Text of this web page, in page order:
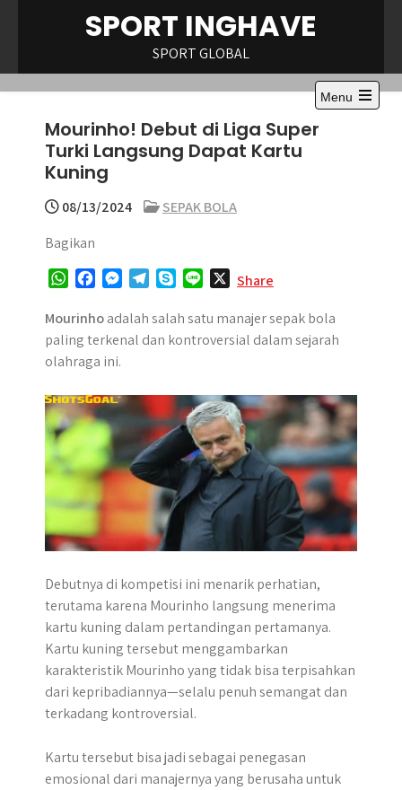
SPORT INGHAVE
SPORT GLOBAL
Menu
Open
Mourinho! Debut di Liga Super
Turki Langsung Dapat Kartu
Kuning
08/13/2024
SEPAK BOLA
Bagikan
W
a
t
s
p
p
c
e
b
o
k
s
s
g
e
r
l
e
a
m
y
p
n
e
Share
Mourinhoadalah salah satu manajer sepak bola
paling terkenal dan kontroversial dalam sejarah
olahraga ini.
Debutnya di kompetisi ini menarik perhatian,
terutama karena Mourinho langsung menerima
kartu kuning dalam pertandingan pertamanya.
Kartu kuning tersebut menggambarkan
karakteristik Mourinho yang tidak bisa terpisahkan
dari kepribadiannya—selalu penuh semangat dan
terkadang kontroversial.
Kartu tersebut bisa jadi sebagai penegasan
emosional dari manajernya yang berusaha untuk